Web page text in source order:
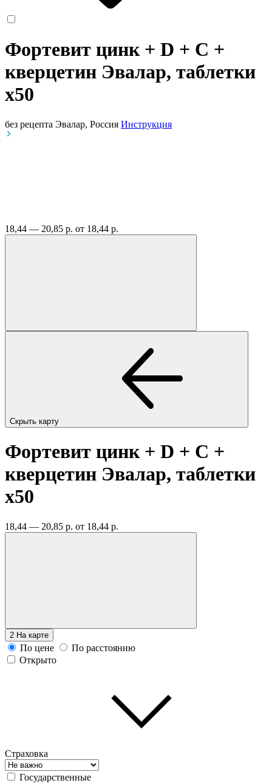
Фортевит цинк + D + C +
кверцетин Эвалар, таблетки
x50
без рецепта Эвалар, Россия Инструкция
18,44 — 20,85 р. от 18,44 р.
Скрыть карту
Фортевит цинк + D + C +
кверцетин Эвалар, таблетки
x50
18,44 — 20,85 р. от 18,44 р.
2 На карте
По цене
По расстоянию
Открыто
Страховка
Государственные